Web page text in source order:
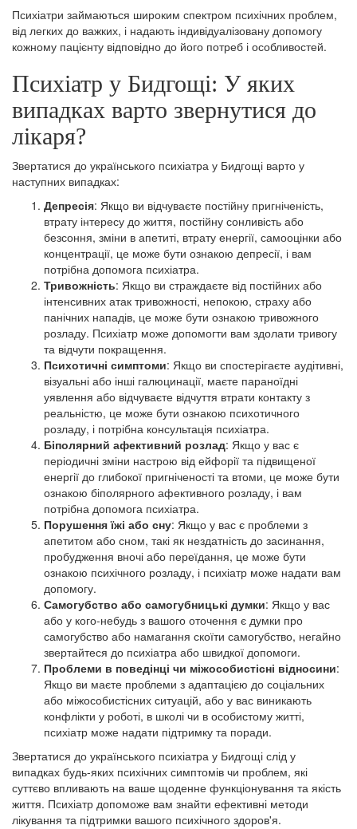
Психіатри займаються широким спектром психічних проблем,
від легких до важких, і надають індивідуалізовану допомогу
кожному пацієнту відповідно до його потреб і особливостей.
Психіатр у Бидгощі: У яких
випадках варто звернутися до
лікаря?
Звертатися до українського психіатра у Бидгощі варто у
наступних випадках:
Депресія: Якщо ви відчуваєте постійну пригніченість,
втрату інтересу до життя, постійну сонливість або
безсоння, зміни в апетиті, втрату енергії, самооцінки або
концентрації, це може бути ознакою депресії, і вам
потрібна допомога психіатра.
Тривожність: Якщо ви страждаєте від постійних або
інтенсивних атак тривожності, непокою, страху або
панічних нападів, це може бути ознакою тривожного
розладу. Психіатр може допомогти вам здолати тривогу
та відчути покращення.
Психотичні симптоми: Якщо ви спостерігаєте аудітивні,
візуальні або інші галюцинації, маєте параноїдні
уявлення або відчуваєте відчуття втрати контакту з
реальністю, це може бути ознакою психотичного
розладу, і потрібна консультація психіатра.
Біполярний афективний розлад: Якщо у вас є
періодичні зміни настрою від ейфорії та підвищеної
енергії до глибокої пригніченості та втоми, це може бути
ознакою біполярного афективного розладу, і вам
потрібна допомога психіатра.
Порушення їжі або сну: Якщо у вас є проблеми з
апетитом або сном, такі як нездатність до засинання,
пробудження вночі або переїдання, це може бути
ознакою психічного розладу, і психіатр може надати вам
допомогу.
Самогубство або самогубницькі думки: Якщо у вас
або у кого-небудь з вашого оточення є думки про
самогубство або намагання скоїти самогубство, негайно
звертайтеся до психіатра або швидкої допомоги.
Проблеми в поведінці чи міжособистісні відносини:
Якщо ви маєте проблеми з адаптацією до соціальних
або міжособистісних ситуацій, або у вас виникають
конфлікти у роботі, в школі чи в особистому житті,
психіатр може надати підтримку та поради.
Звертатися до українського психіатра у Бидгощі слід у
випадках будь-яких психічних симптомів чи проблем, які
суттєво впливають на ваше щоденне функціонування та якість
життя. Психіатр допоможе вам знайти ефективні методи
лікування та підтримки вашого психічного здоров'я.